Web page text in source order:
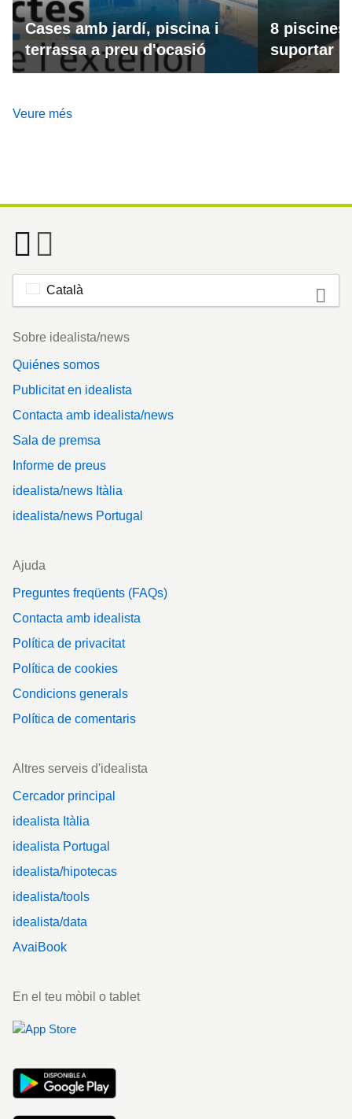
Cases amb jardí, piscina i
terrassa a preu d'ocasió
8 piscines
suportar
Veure més
Català
Footer
Sobre idealista/news
Quiénes somos
Publicitat en idealista
Contacta amb idealista/news
Sala de premsa
Informe de preus
idealista/news Itàlia
idealista/news Portugal
Ajuda
Preguntes freqüents (FAQs)
Contacta amb idealista
Política de privacitat
Política de cookies
Condicions generals
Política de comentaris
Altres serveis d'idealista
Cercador principal
idealista Itàlia
idealista Portugal
idealista/hipotecas
idealista/tools
idealista/data
AvaiBook
En el teu mòbil o tablet